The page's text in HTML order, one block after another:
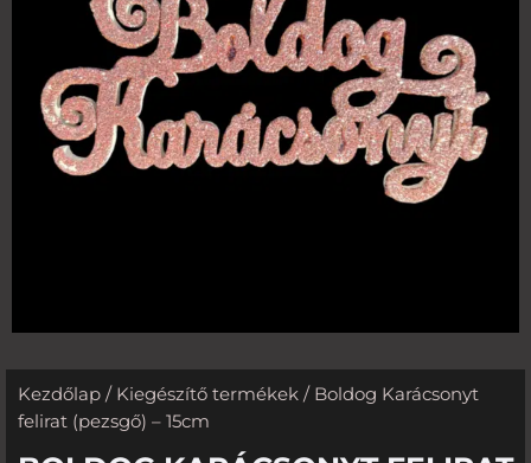
Kezdőlap / Kiegészítő termékek / Boldog Karácsonyt
felirat (pezsgő) – 15cm